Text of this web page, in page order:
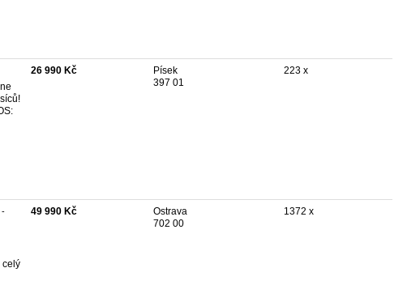
26 990 Kč
Písek
397 01
223 x
-
celý
49 990 Kč
Ostrava
702 00
1372 x